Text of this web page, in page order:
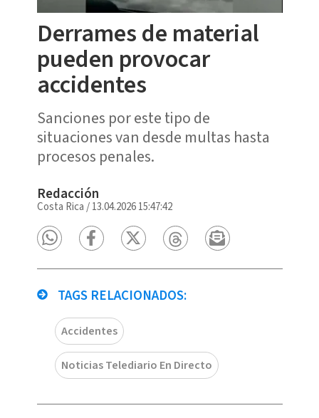
Derrames de material
pueden provocar
accidentes
Sanciones por este tipo de
situaciones van desde multas hasta
procesos penales.
Redacción
Costa Rica /13.04.2026 15:47:42
TAGS RELACIONADOS:
Accidentes
Noticias Telediario En Directo